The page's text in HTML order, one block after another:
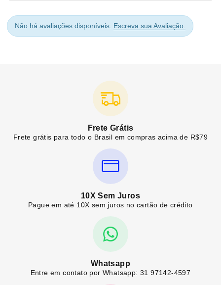
Não há avaliações disponíveis. Escreva sua Avaliação.
Frete Grátis
Frete grátis para todo o Brasil em compras acima de R$79
10X Sem Juros
Pague em até 10X sem juros no cartão de crédito
Whatsapp
Entre em contato por Whatsapp: 31 97142-4597